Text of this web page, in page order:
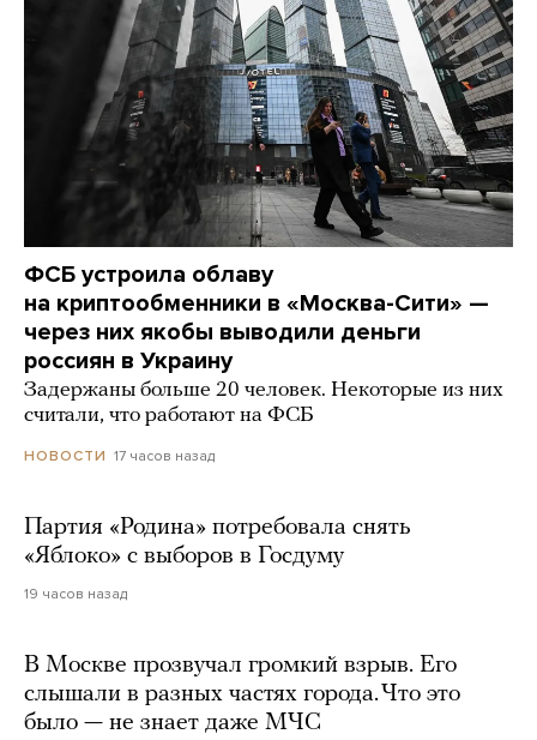
ФСБ устроила облаву
на криптообменники в «Москва-Сити» —
через них якобы выводили деньги
россиян в Украину
Задержаны больше 20 человек. Некоторые из них
считали, что работают на ФСБ
НОВОСТИ 17 часов назад
Партия «Родина» потребовала снять
«Яблоко» с выборов в Госдуму
19 часов назад
В Москве прозвучал громкий взрыв. Его
слышали в разных частях города. Что это
было — не знает даже МЧС